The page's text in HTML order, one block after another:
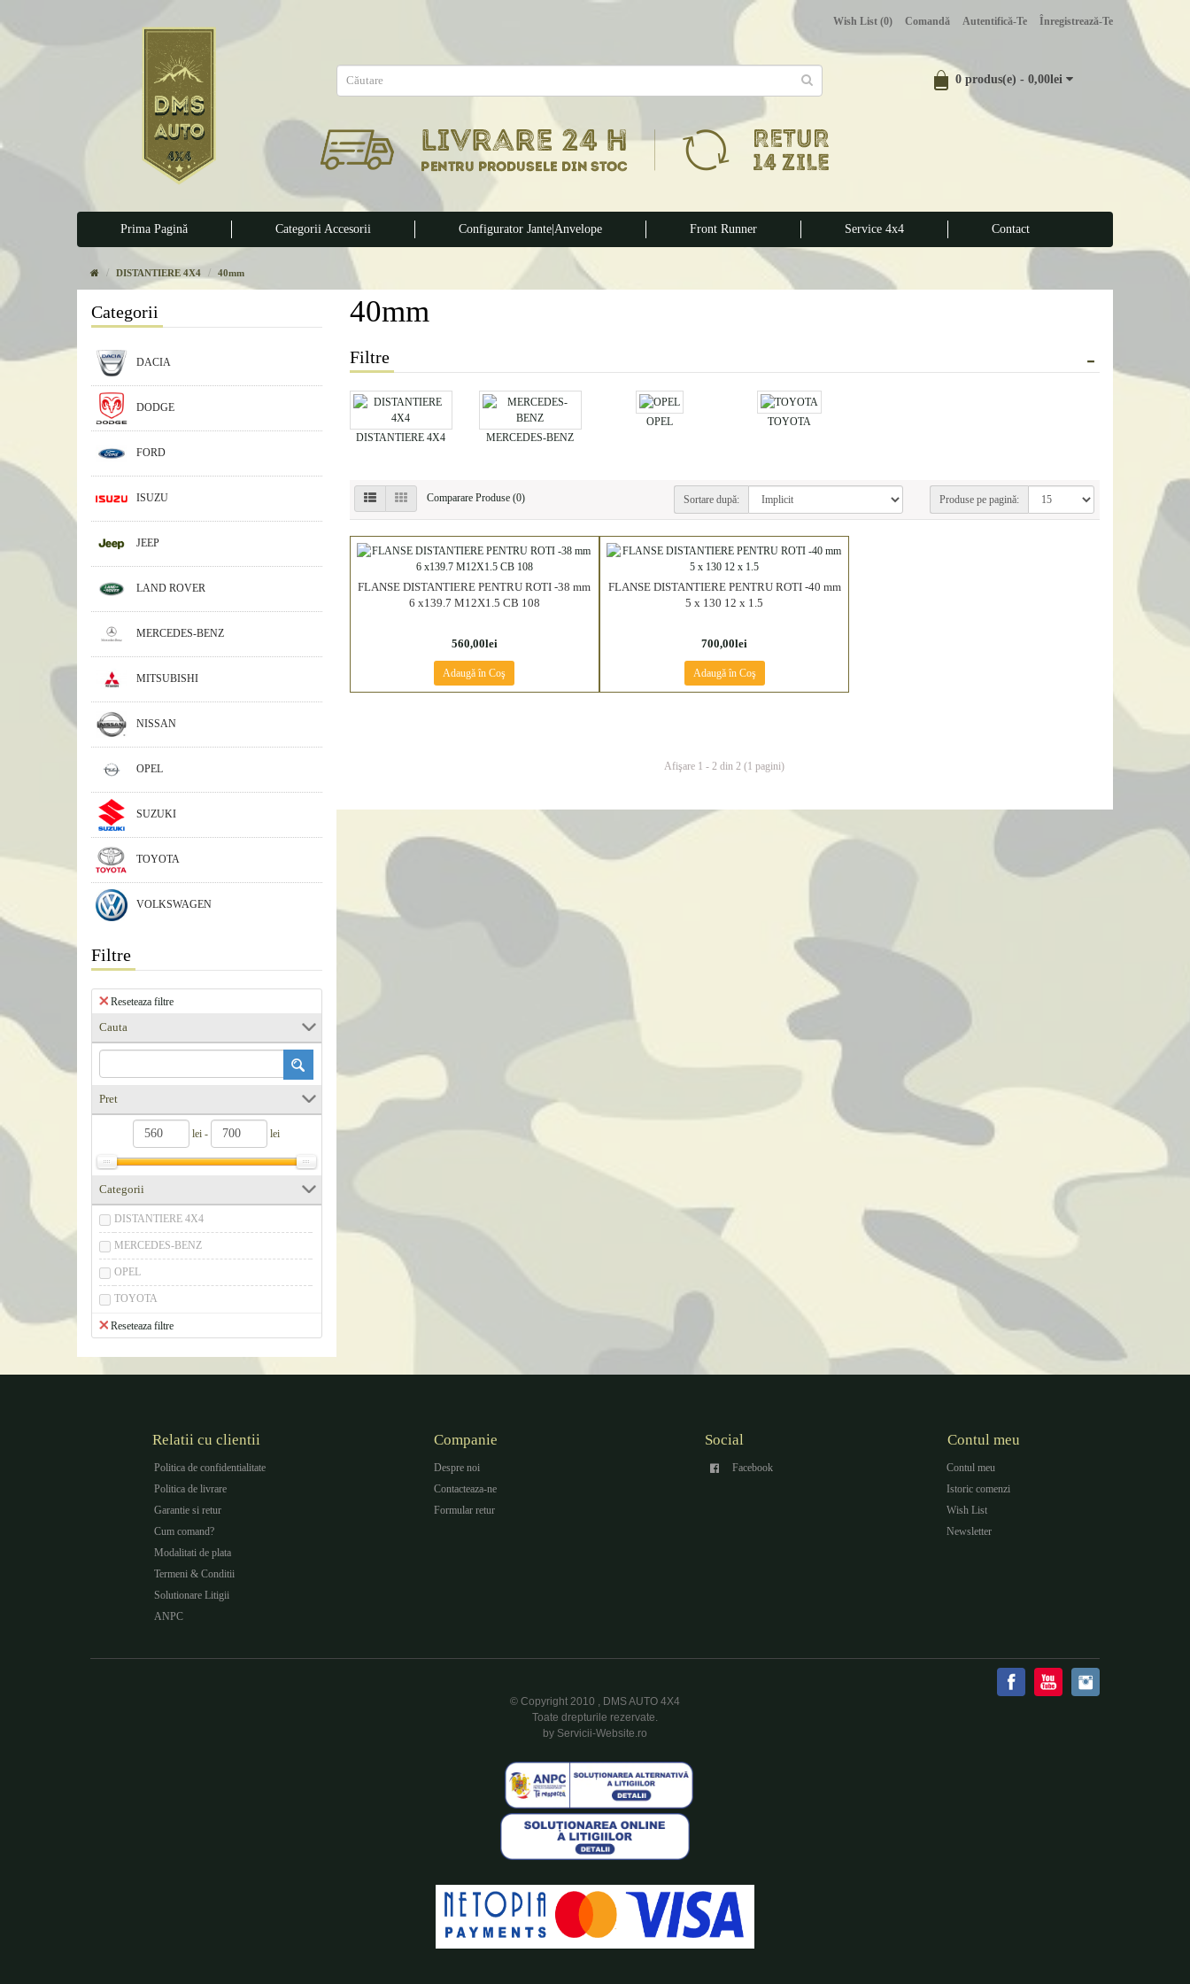
Autentifică-Te Înregistrează-Te
Wish List (0) Comandă
0 produs(e) - 0,00lei
Prima Pagină Categorii Accesorii Configurator Jante|Anvelope Front Runner Service 4x4 Contact
DISTANTIERE 4X4 40mm
Categorii
DACIA
DODGE
FORD
ISUZU
JEEP
LAND ROVER
MERCEDES-BENZ
MITSUBISHI
NISSAN
OPEL
SUZUKI
TOYOTA
VOLKSWAGEN
Filtre
Reseteaza filtre
Cauta
Pret
lei - lei
Categorii
DISTANTIERE 4X4
MERCEDES-BENZ
OPEL
TOYOTA
Reseteaza filtre
40mm
Filtre
DISTANTIERE 4X4 MERCEDES-BENZ
OPEL TOYOTA
Comparare Produse (0) Sortare după: Produse pe pagină:
FLANSE DISTANTIERE PENTRU ROTI -38 mm
6 x139.7 M12X1.5 CB 108
560,00lei
Adaugă în Coş
FLANSE DISTANTIERE PENTRU ROTI -40 mm
5 x 130 12 x 1.5
700,00lei
Adaugă în Coş
Afişare 1 - 2 din 2 (1 pagini)
Relatii cu clientii
Politica de confidentialitate
Politica de livrare
Garantie si retur
Cum comand?
Modalitati de plata
Termeni & Conditii
Solutionare Litigii
ANPC
Companie
Despre noi
Contacteaza-ne
Formular retur
Social
Facebook
Contul meu
Contul meu
Istoric comenzi
Wish List
Newsletter
© Copyright 2010 , DMS AUTO 4X4
Toate drepturile rezervate.
by Servicii-Website.ro